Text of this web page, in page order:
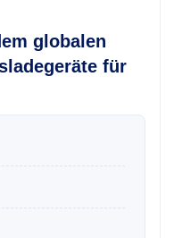
globalen
für